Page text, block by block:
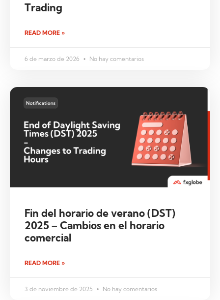
Trading
READ MORE »
6 de marzo de 2026 No hay comentarios
Fin del horario de verano (DST)
2025 – Cambios en el horario
comercial
READ MORE »
3 de noviembre de 2025 No hay comentarios